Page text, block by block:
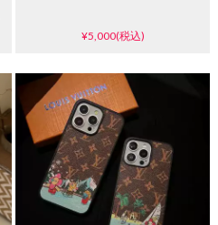
¥5,000(税込)